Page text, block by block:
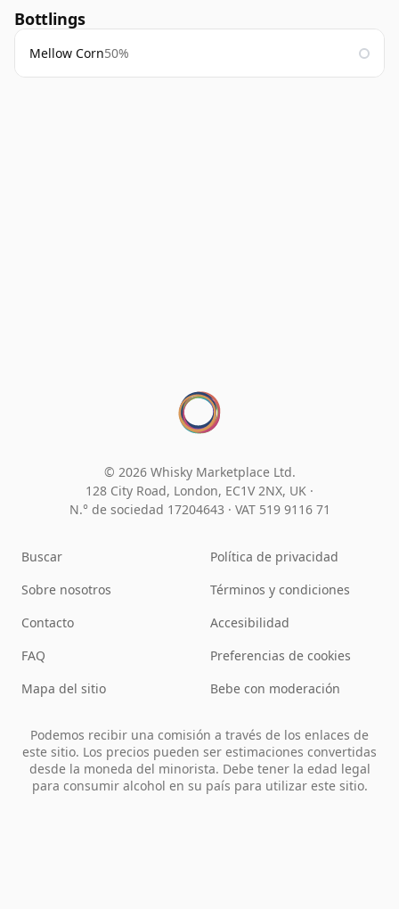
Bottlings
Mellow Corn50%
© 2026 Whisky Marketplace Ltd.
128 City Road, London, EC1V 2NX, UK ·
N.° de sociedad 17204643 · VAT 519 9116 71
Buscar
Sobre nosotros
Contacto
FAQ
Mapa del sitio
Política de privacidad
Términos y condiciones
Accesibilidad
Preferencias de cookies
Bebe con moderación
Podemos recibir una comisión a través de los enlaces de
este sitio. Los precios pueden ser estimaciones convertidas
desde la moneda del minorista. Debe tener la edad legal
para consumir alcohol en su país para utilizar este sitio.